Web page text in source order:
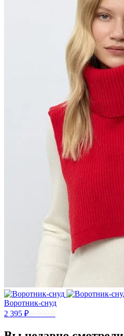
Воротник-снуд
2 395 ₽